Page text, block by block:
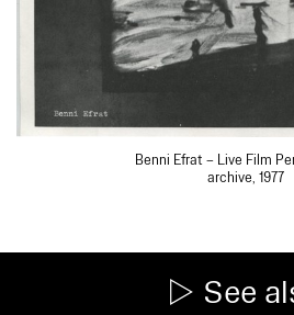
Benni Efrat – Live Film
archive, 1977
See